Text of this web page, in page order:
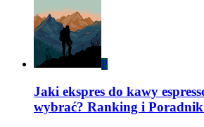
P
Jaki ekspres do kawy
wybrać? Ranking i Poradnik